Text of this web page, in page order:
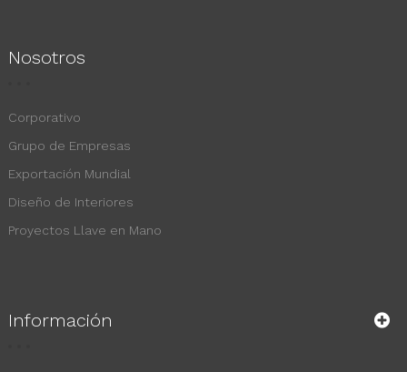
Nosotros
Corporativo
Grupo de Empresas
Exportación Mundial
Diseño de Interiores
Proyectos Llave en Mano
Información